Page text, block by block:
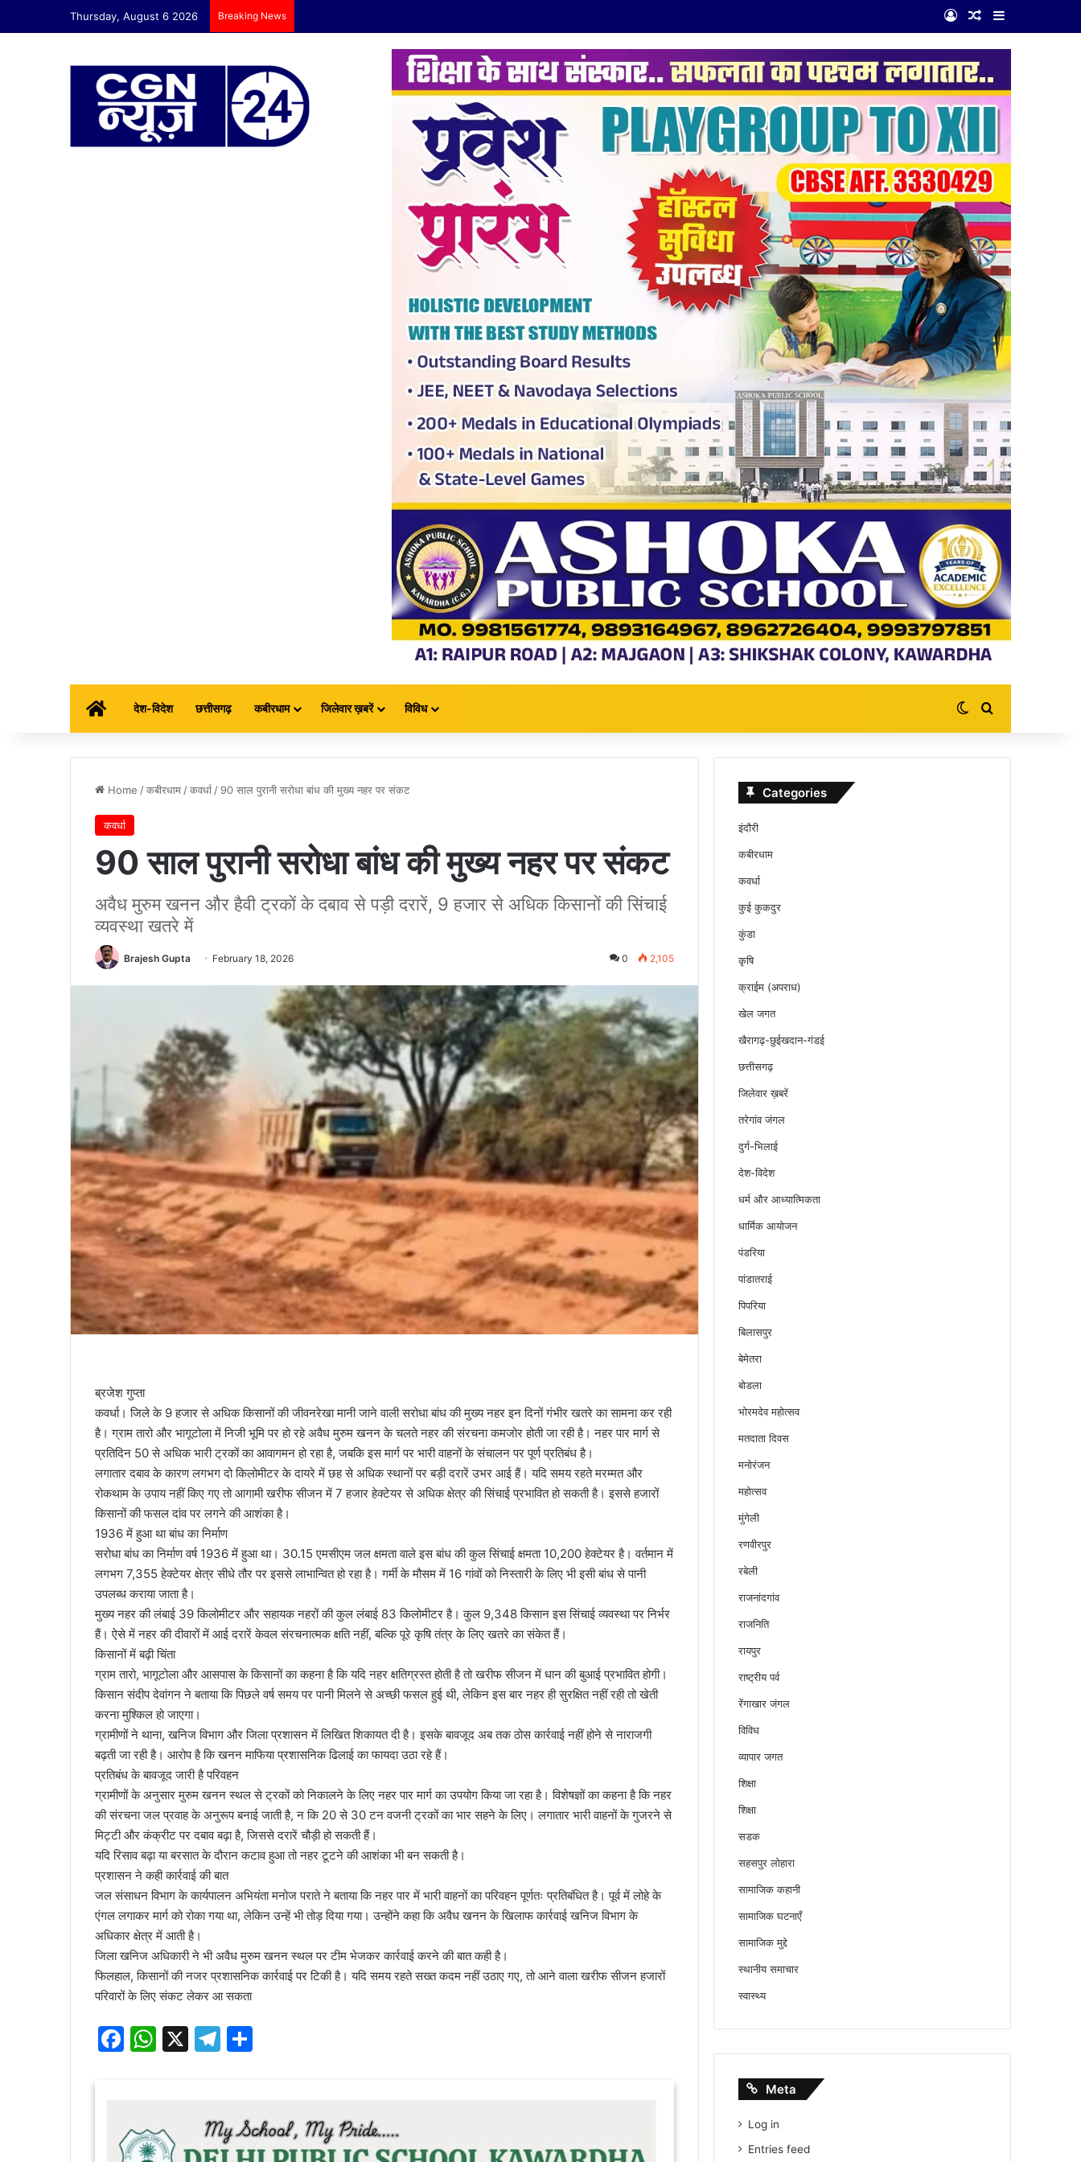
Thursday, August 6 2026 Breaking News Log InRandom Article
Sidebar
होम देश-विदेश छत्तीसगढ़ कबीरधाम जिलेवार ख़बरें विविध Switch skin
Search for
Home /कबीरधाम /कवर्धा / 90 साल पुरानी सरोधा बांध की मुख्य नहर पर संकट
कवर्धा
90 साल पुरानी सरोधा बांध की मुख्य नहर पर संकट
अवैध मुरुम खनन और हैवी ट्रकों के दबाव से पड़ी दरारें, 9 हजार से अधिक किसानों की सिंचाई
व्यवस्था खतरे में
Brajesh Gupta February 18, 2026 0 2,105
ब्रजेश गुप्ता
कवर्धा। जिले के 9 हजार से अधिक किसानों की जीवनरेखा मानी जाने वाली सरोधा बांध की मुख्य नहर इन दिनों गंभीर खतरे का सामना कर रही
है। ग्राम तारो और भागूटोला में निजी भूमि पर हो रहे अवैध मुरुम खनन के चलते नहर की संरचना कमजोर होती जा रही है। नहर पार मार्ग से
प्रतिदिन 50 से अधिक भारी ट्रकों का आवागमन हो रहा है, जबकि इस मार्ग पर भारी वाहनों के संचालन पर पूर्ण प्रतिबंध है।
लगातार दबाव के कारण लगभग दो किलोमीटर के दायरे में छह से अधिक स्थानों पर बड़ी दरारें उभर आई हैं। यदि समय रहते मरम्मत और
रोकथाम के उपाय नहीं किए गए तो आगामी खरीफ सीजन में 7 हजार हेक्टेयर से अधिक क्षेत्र की सिंचाई प्रभावित हो सकती है। इससे हजारों
किसानों की फसल दांव पर लगने की आशंका है।
1936 में हुआ था बांध का निर्माण
सरोधा बांध का निर्माण वर्ष 1936 में हुआ था। 30.15 एमसीएम जल क्षमता वाले इस बांध की कुल सिंचाई क्षमता 10,200 हेक्टेयर है। वर्तमान में
लगभग 7,355 हेक्टेयर क्षेत्र सीधे तौर पर इससे लाभान्वित हो रहा है। गर्मी के मौसम में 16 गांवों को निस्तारी के लिए भी इसी बांध से पानी
उपलब्ध कराया जाता है।
मुख्य नहर की लंबाई 39 किलोमीटर और सहायक नहरों की कुल लंबाई 83 किलोमीटर है। कुल 9,348 किसान इस सिंचाई व्यवस्था पर निर्भर
हैं। ऐसे में नहर की दीवारों में आई दरारें केवल संरचनात्मक क्षति नहीं, बल्कि पूरे कृषि तंत्र के लिए खतरे का संकेत हैं।
किसानों में बढ़ी चिंता
ग्राम तारो, भागूटोला और आसपास के किसानों का कहना है कि यदि नहर क्षतिग्रस्त होती है तो खरीफ सीजन में धान की बुआई प्रभावित होगी।
किसान संदीप देवांगन ने बताया कि पिछले वर्ष समय पर पानी मिलने से अच्छी फसल हुई थी, लेकिन इस बार नहर ही सुरक्षित नहीं रही तो खेती
करना मुश्किल हो जाएगा।
ग्रामीणों ने थाना, खनिज विभाग और जिला प्रशासन में लिखित शिकायत दी है। इसके बावजूद अब तक ठोस कार्रवाई नहीं होने से नाराजगी
बढ़ती जा रही है। आरोप है कि खनन माफिया प्रशासनिक ढिलाई का फायदा उठा रहे हैं।
प्रतिबंध के बावजूद जारी है परिवहन
ग्रामीणों के अनुसार मुरुम खनन स्थल से ट्रकों को निकालने के लिए नहर पार मार्ग का उपयोग किया जा रहा है। विशेषज्ञों का कहना है कि नहर
की संरचना जल प्रवाह के अनुरूप बनाई जाती है, न कि 20 से 30 टन वजनी ट्रकों का भार सहने के लिए। लगातार भारी वाहनों के गुजरने से
मिट्टी और कंक्रीट पर दबाव बढ़ा है, जिससे दरारें चौड़ी हो सकती हैं।
यदि रिसाव बढ़ा या बरसात के दौरान कटाव हुआ तो नहर टूटने की आशंका भी बन सकती है।
प्रशासन ने कही कार्रवाई की बात
जल संसाधन विभाग के कार्यपालन अभियंता मनोज पराते ने बताया कि नहर पार में भारी वाहनों का परिवहन पूर्णतः प्रतिबंधित है। पूर्व में लोहे के
एंगल लगाकर मार्ग को रोका गया था, लेकिन उन्हें भी तोड़ दिया गया। उन्होंने कहा कि अवैध खनन के खिलाफ कार्रवाई खनिज विभाग के
अधिकार क्षेत्र में आती है।
जिला खनिज अधिकारी ने भी अवैध मुरुम खनन स्थल पर टीम भेजकर कार्रवाई करने की बात कही है।
फिलहाल, किसानों की नजर प्रशासनिक कार्रवाई पर टिकी है। यदि समय रहते सख्त कदम नहीं उठाए गए, तो आने वाला खरीफ सीजन हजारों
परिवारों के लिए संकट लेकर आ सकता
F
b
W
A
X
T
gr
a
e
Categories
इंदौरी
कबीरधाम
कवर्धा
कुई कुकदुर
कुंडा
कृषि
क्राईम (अपराध)
खेल जगत
खैरागढ़-छुईखदान-गंडई
छत्तीसगढ़
जिलेवार ख़बरें
तरेगांव जंगल
दुर्ग-भिलाई
देश-विदेश
धर्म और आध्यात्मिकता
धार्मिक आयोजन
पंडरिया
पांडातराई
पिपरिया
बिलासपुर
बेमेतरा
बोडला
भोरमदेव महोत्सव
मतदाता दिवस
मनोरंजन
महोत्सव
मुंगेली
रणवीरपुर
रबेली
राजनांदगांव
राजनिति
रायपुर
राष्ट्रीय पर्व
रेंगाखार जंगल
विविध
व्यापार जगत
शिक्षा
शिक्षा
सडक
सहसपुर लोहारा
सामाजिक कहानी
सामाजिक घटनाएँ
सामाजिक मुद्दे
स्थानीय समाचार
स्वास्थ्य
Meta
Log in
Entries feed